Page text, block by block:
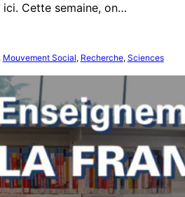
Cette semaine, on…
Mouvement Social, Recherche, Sciences